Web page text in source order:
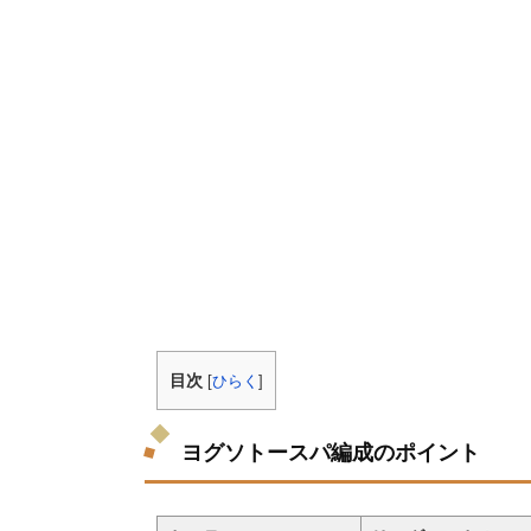
目次 [ひらく ]
ヨグソトースパ編成のポイント